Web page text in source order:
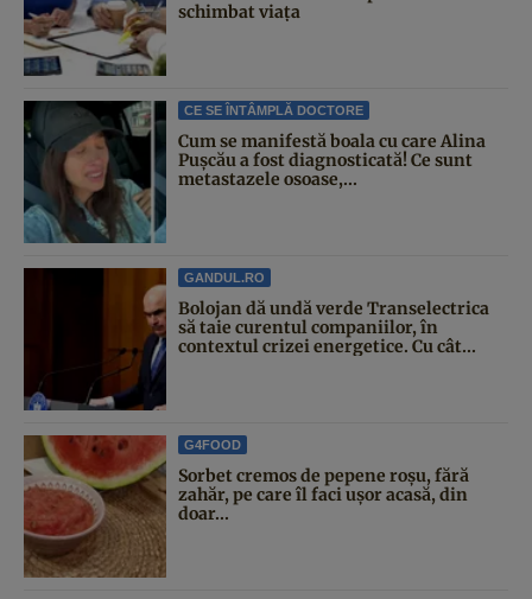
schimbat viața
CE SE ÎNTÂMPLĂ DOCTORE
Cum se manifestă boala cu care Alina
Pușcău a fost diagnosticată! Ce sunt
metastazele osoase,...
GANDUL.RO
Bolojan dă undă verde Transelectrica
să taie curentul companiilor, în
contextul crizei energetice. Cu cât...
G4FOOD
Sorbet cremos de pepene roșu, fără
zahăr, pe care îl faci ușor acasă, din
doar...